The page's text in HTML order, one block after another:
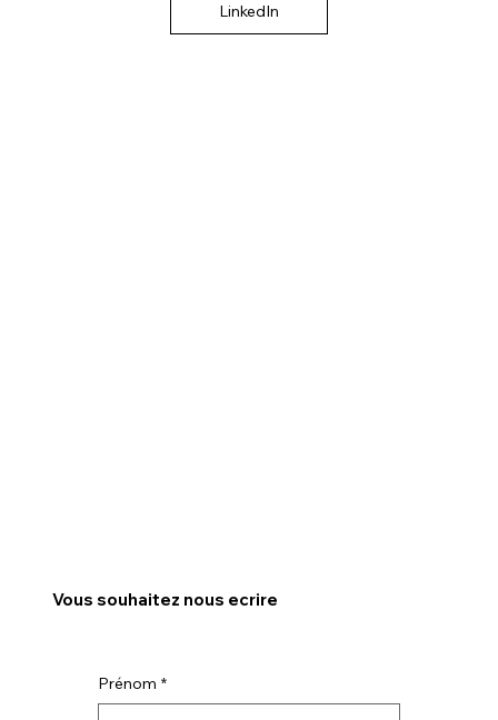
LinkedIn
Vous souhaitez nous ecrire
Prénom *